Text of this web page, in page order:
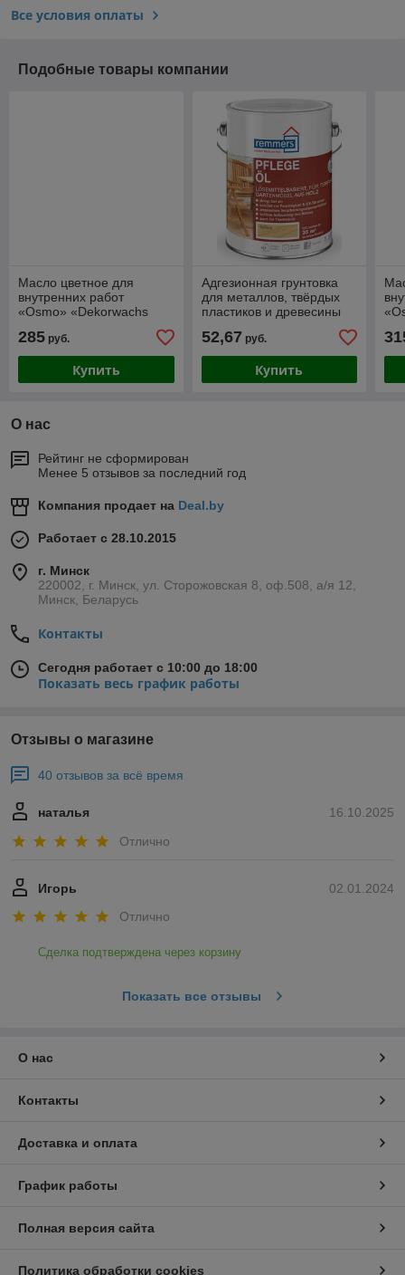
Все условия оплаты
Подобные товары компании
Масло цветное для
внутренних работ
«Osmo» «Dekorwachs
285 руб.
Купить
Адгезионная грунтовка
для металлов, твёрдых
пластиков и древесины
REMMERS AQUA AG-26-
ALLGRUND
52,67 руб.
Купить
О нас
Рейтинг не сформирован
Менее 5 отзывов за последний год
Компания продает на Deal.by
Работает с 28.10.2015
г. Минск
220002, г. Минск, ул. Сторожовская 8, оф.508, а/я 12,
Минск, Беларусь
Контакты
Сегодня работает с 10:00 до 18:00
Показать весь график работы
Отзывы о магазине
40 отзывов за всё время
16.10.2025
наталья
Отлично
02.01.2024
Игорь
Отлично
Сделка подтверждена через корзину
Показать все отзывы
О нас
Контакты
Доставка и оплата
График работы
Полная версия сайта
Политика обработки cookies